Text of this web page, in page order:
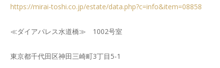
https://mirai-toshi.co.jp/estate/data.php?c=info&item=08858
≪ダイアパレス水道橋≫ 1002号室
東京都千代田区神田三崎町3丁目5-1